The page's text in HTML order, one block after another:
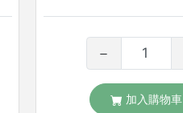
加入購物車